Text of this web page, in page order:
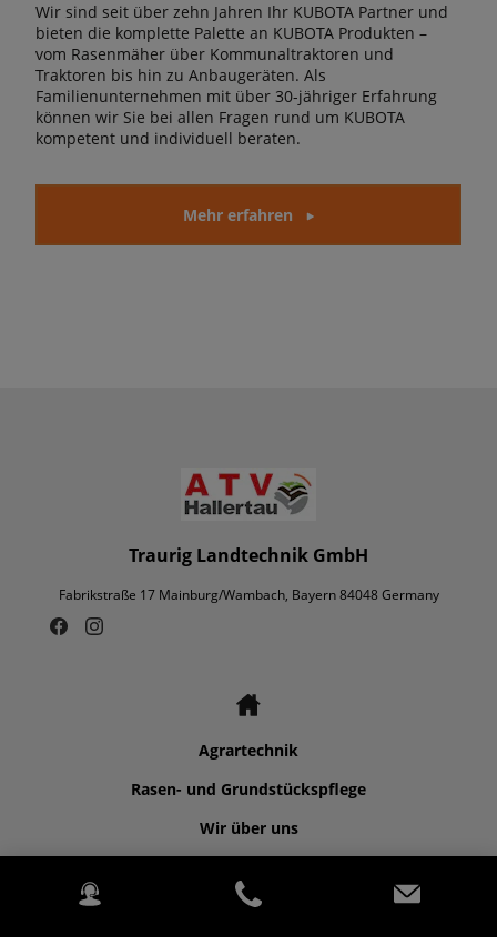
Wir sind seit über zehn Jahren Ihr KUBOTA Partner und
bieten die komplette Palette an KUBOTA Produkten –
vom Rasenmäher über Kommunaltraktoren und
Traktoren bis hin zu Anbaugeräten. Als
Familienunternehmen mit über 30-jähriger Erfahrung
können wir Sie bei allen Fragen rund um KUBOTA
kompetent und individuell beraten.
Mehr erfahren
Traurig Landtechnik GmbH
Fabrikstraße 17 Mainburg/Wambach, Bayern 84048 Germany
Agrartechnik
Rasen- und Grundstückspflege
Wir über uns